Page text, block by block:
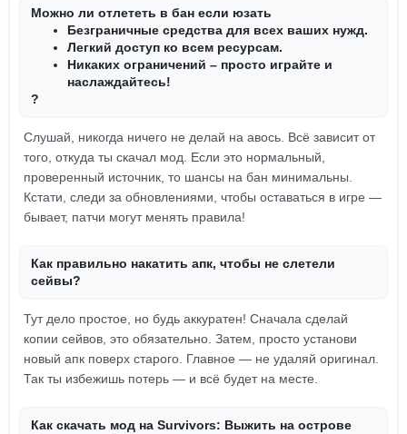
Можно ли отлететь в бан если юзать
Безграничные средства для всех ваших нужд.
Легкий доступ ко всем ресурсам.
Никаких ограничений – просто играйте и
наслаждайтесь!
?
Слушай, никогда ничего не делай на авось. Всё зависит от
того, откуда ты скачал мод. Если это нормальный,
проверенный источник, то шансы на бан минимальны.
Кстати, следи за обновлениями, чтобы оставаться в игре —
бывает, патчи могут менять правила!
Как правильно накатить апк, чтобы не слетели
сейвы?
Тут дело простое, но будь аккуратен! Сначала сделай
копии сейвов, это обязательно. Затем, просто установи
новый апк поверх старого. Главное — не удаляй оригинал.
Так ты избежишь потерь — и всё будет на месте.
Как скачать мод на Survivors: Выжить на острове